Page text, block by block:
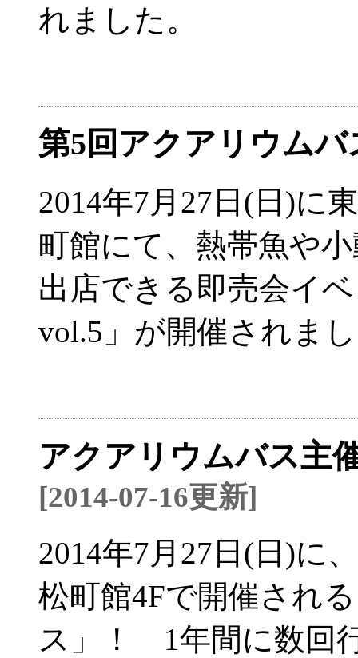
れました。
第5回アクアリウム
2014年7月27日(日)に
町館にて、熱帯魚や
出店できる即売会イ
vol.5」が開催されま
アクアリウムバス
[2014-07-16更新]
2014年7月27日(日)に
松町館4Fで開催され
ス」！ 1年間に数回